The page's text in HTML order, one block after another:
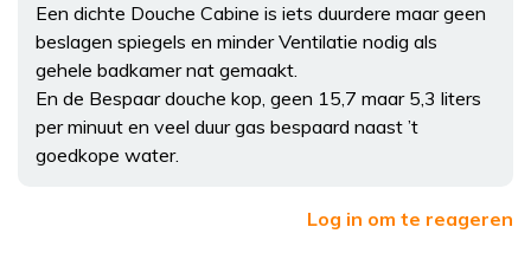
Een dichte Douche Cabine is iets duurdere maar geen
beslagen spiegels en minder Ventilatie nodig als
gehele badkamer nat gemaakt.
En de Bespaar douche kop, geen 15,7 maar 5,3 liters
per minuut en veel duur gas bespaard naast ’t
goedkope water.
Log in om te reageren